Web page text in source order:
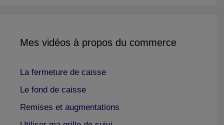
Mes vidéos à propos du commerce
La fermeture de caisse
Le fond de caisse
Remises et augmentations